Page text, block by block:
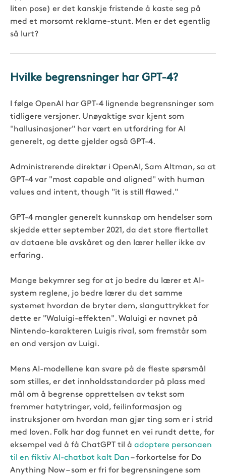
liten pose) er det kanskje fristende å kaste seg på
med et morsomt reklame-stunt. Men er det egentlig
så lurt?
Hvilke begrensninger har GPT-4?
I følge OpenAI har GPT-4 lignende begrensninger som
tidligere versjoner. Unøyaktige svar kjent som
"hallusinasjoner" har vært en utfordring for AI
generelt, og dette gjelder også GPT-4.
Administrerende direktør i OpenAI, Sam Altman, sa at
GPT-4 var "most capable and aligned" with human
values and intent, though "it is still flawed."
GPT-4 mangler generelt kunnskap om hendelser som
skjedde etter september 2021 , da det store flertallet
av dataene ble avskåret og den lærer heller ikke av
erfaring.
Mange bekymrer seg for at jo bedre du lærer et AI-
system reglene, jo bedre lærer du det samme
systemet hvordan de bryter dem, slanguttrykket for
dette er "Waluigi-effekten". Waluigi er navnet på
Nintendo-karakteren Luigis rival, som fremstår som
en ond versjon av Luigi.
Mens AI-modellene kan svare på de fleste spørsmål
som stilles, er det innholdsstandarder på plass med
mål om å begrense opprettelsen av tekst som
fremmer hatytringer, vold, feilinformasjon og
instruksjoner om hvordan man gjør ting som er i strid
med loven. Folk har dog funnet en vei rundt dette, for
eksempel ved å få ChatGPT til å adoptere personaen
til en fiktiv AI-chatbot kalt Dan – forkortelse for Do
Anything Now – som er fri for begrensningene som